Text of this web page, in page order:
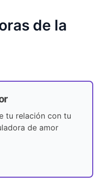
de la
tu relación con tu
de amor